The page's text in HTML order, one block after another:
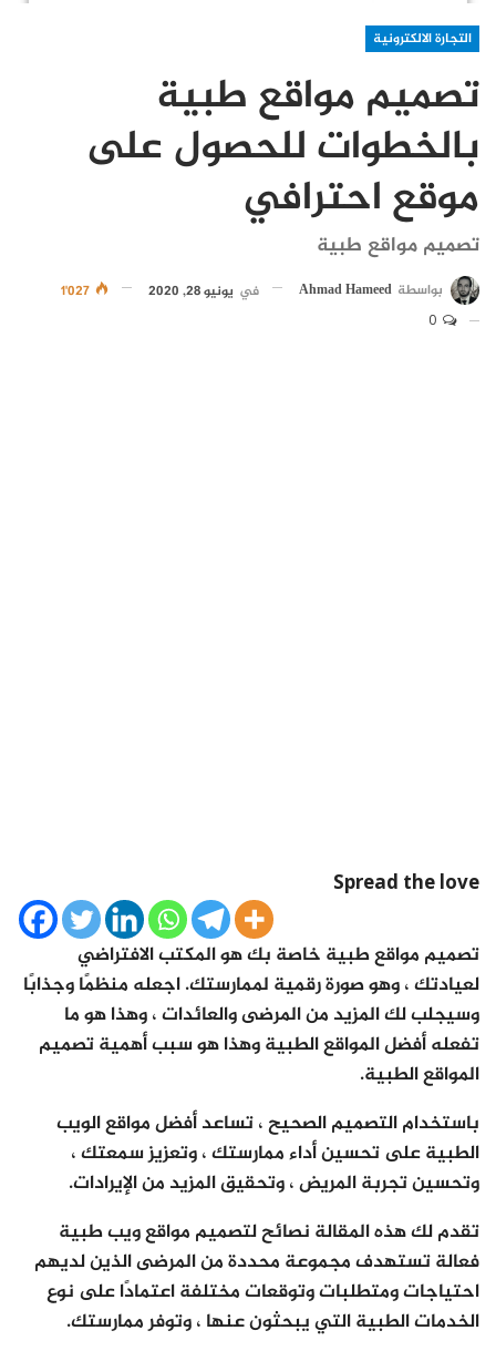
التجارة الالكترونية
تصميم مواقع طبية
بالخطوات للحصول على
موقع احترافي
تصميم مواقع طبية
بواسطة Ahmad Hameed في يونيو 28, 2020
Spread the love
تصميم مواقع طبية خاصة بك هو المكتب الافتراضي
لعيادتك ، وهو صورة رقمية لممارستك. اجعله منظمًا وجذابًا
وسيجلب لك المزيد من المرضى والعائدات ، وهذا هو ما
تفعله أفضل المواقع الطبية وهذا هو سبب أهمية تصميم
المواقع الطبية.
باستخدام التصميم الصحيح ، تساعد أفضل مواقع الويب
الطبية على تحسين أداء ممارستك ، وتعزيز سمعتك ،
وتحسين تجربة المريض ، وتحقيق المزيد من الإيرادات.
تقدم لك هذه المقالة نصائح لتصميم مواقع ويب طبية
فعالة تستهدف مجموعة محددة من المرضى الذين لديهم
احتياجات ومتطلبات وتوقعات مختلفة اعتمادًا على نوع
الخدمات الطبية التي يبحثون عنها ، وتوفر ممارستك.